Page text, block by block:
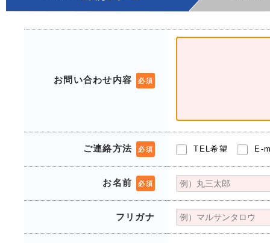
お問い合わせ内容 必須
ご連絡方法 必須 TEL希望 E-
お名前 必須
フリガナ